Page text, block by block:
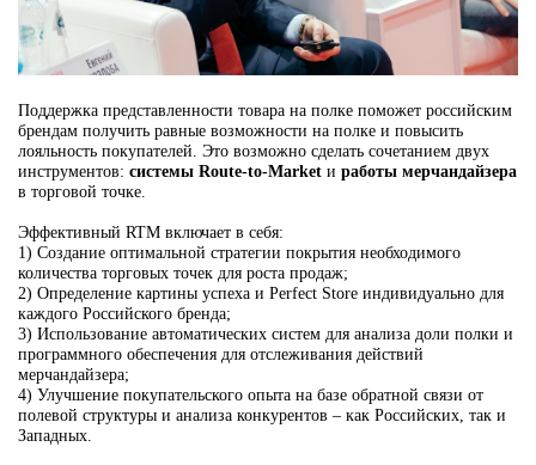
Поддержка представленности товара на полке поможет российским
брендам получить равные возможности на полке и повысить
лояльность покупателей. Это возможно сделать сочетанием двух
инструментов: системы Route-to-Market и работы мерчандайзера
в торговой точке.
Эффективный RTM включает в себя:
1) Создание оптимальной стратегии покрытия необходимого
количества торговых точек для роста продаж;
2) Определение картины успеха и Perfect Store индивидуально для
каждого Российского бренда;
3) Использование автоматических систем для анализа доли полки и
программного обеспечения для отслеживания действий
мерчандайзера;
4) Улучшение покупательского опыта на базе обратной связи от
полевой структуры и анализа конкурентов – как Российских, так и
Западных.